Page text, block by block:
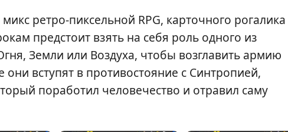
ретро-пиксельной RPG, карточного
предстоит взять на себя роль одного из
Земли или Воздуха, чтобы возглавить армию
вступят в противостояние с Синтропией,
поработил человечество и отравил саму